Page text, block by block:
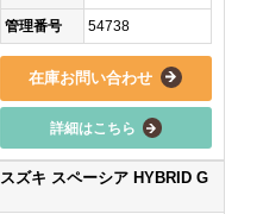
管理番号 54738
在庫お問い合わせ
詳細はこちら
スズキ スペーシア HYBRID G